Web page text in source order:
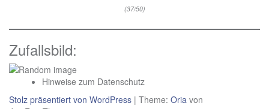
(37/50)
Zufallsbild:
Hinweise zum Datenschutz
Stolz präsentiert von WordPress | Theme: Oria von